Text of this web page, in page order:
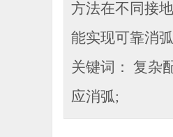
方法在不同接
能实现可靠消
关键词： 复杂
应消弧;